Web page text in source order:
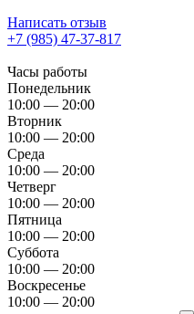
Написать отзыв
+7 (985) 47-37-817
Часы работы
Понедельник
10:00 — 20:00
Вторник
10:00 — 20:00
Среда
10:00 — 20:00
Четверг
10:00 — 20:00
Пятница
10:00 — 20:00
Суббота
10:00 — 20:00
Воскресенье
10:00 — 20:00